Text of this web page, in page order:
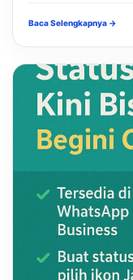
Baca Selengkapnya →